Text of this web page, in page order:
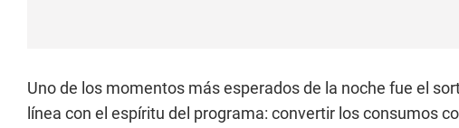
Uno de los momentos más esperados de la noche fue el
línea con el espíritu del programa: convertir los consumos